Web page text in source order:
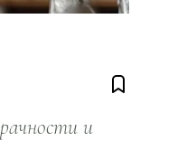
и